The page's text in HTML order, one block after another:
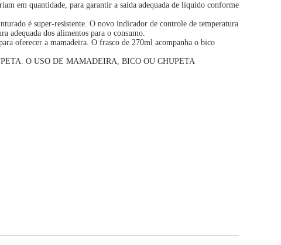
em quantidade, para garantir a saída adequada de líquido conforme
é super-resistente. O novo indicador de controle de temperatura
adequada dos alimentos para o consumo.
oferecer a mamadeira. O frasco de 270ml acompanha o bico
O USO DE MAMADEIRA, BICO OU CHUPETA